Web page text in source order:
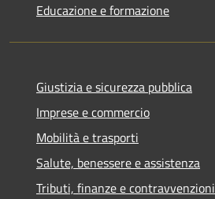
Educazione e formazione
Giustizia e sicurezza pubblica
Imprese e commercio
Mobilità e trasporti
Salute, benessere e assistenza
Tributi, finanze e contravvenzioni